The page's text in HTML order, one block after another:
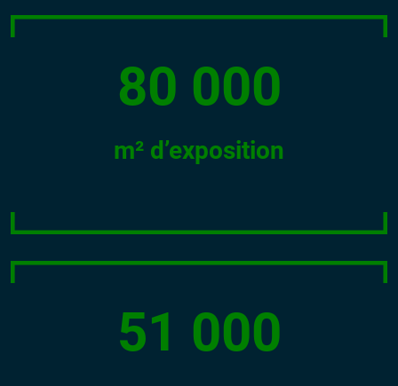
80 000
m² d’exposition
51 000